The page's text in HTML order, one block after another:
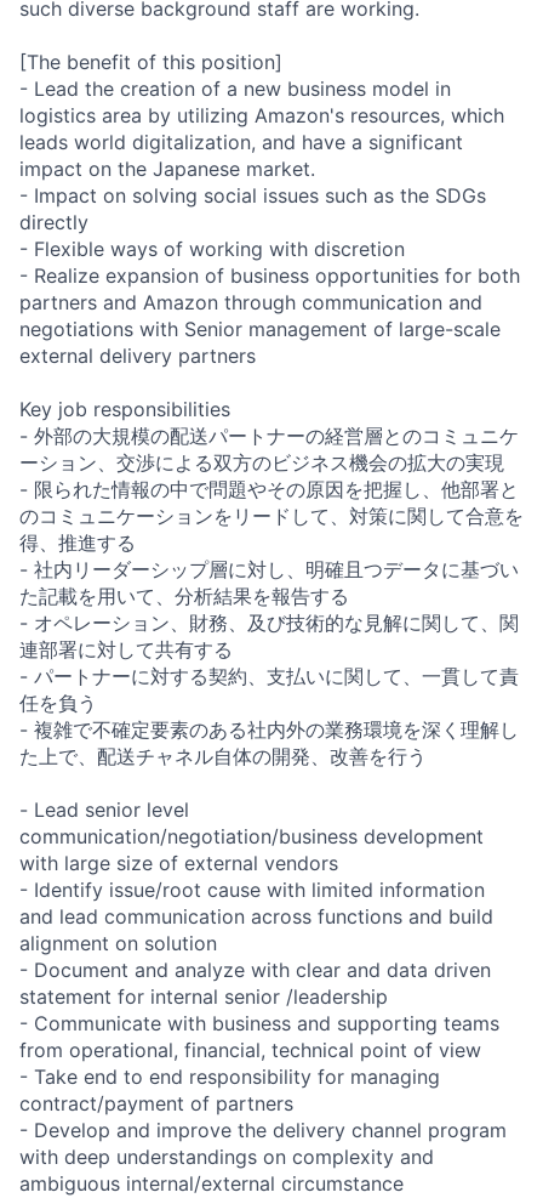
such diverse background staff are working.
[The benefit of this position]
- Lead the creation of a new business model in
logistics area by utilizing Amazon's resources, which
leads world digitalization, and have a significant
impact on the Japanese market.
- Impact on solving social issues such as the SDGs
directly
- Flexible ways of working with discretion
- Realize expansion of business opportunities for both
partners and Amazon through communication and
negotiations with Senior management of large-scale
external delivery partners
Key job responsibilities
- 外部の大規模の配送パートナーの経営層とのコミュニケ
ーション、交渉による双方のビジネス機会の拡大の実現
- 限られた情報の中で問題やその原因を把握し、他部署と
のコミュニケーションをリードして、対策に関して合意を
得、推進する
- 社内リーダーシップ層に対し、明確且つデータに基づい
た記載を用いて、分析結果を報告する
- オペレーション、財務、及び技術的な見解に関して、関
連部署に対して共有する
- パートナーに対する契約、支払いに関して、一貫して責
任を負う
- 複雑で不確定要素のある社内外の業務環境を深く理解し
た上で、配送チャネル自体の開発、改善を行う
- Lead senior level
communication/negotiation/business development
with large size of external vendors
- Identify issue/root cause with limited information
and lead communication across functions and build
alignment on solution
- Document and analyze with clear and data driven
statement for internal senior /leadership
- Communicate with business and supporting teams
from operational, financial, technical point of view
- Take end to end responsibility for managing
contract/payment of partners
- Develop and improve the delivery channel program
with deep understandings on complexity and
ambiguous internal/external circumstance